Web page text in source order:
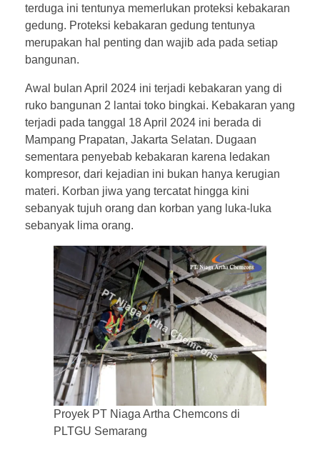
terduga ini tentunya memerlukan proteksi kebakaran
gedung. Proteksi kebakaran gedung tentunya
merupakan hal penting dan wajib ada pada setiap
bangunan.
Awal bulan April 2024 ini terjadi kebakaran yang di
ruko bangunan 2 lantai toko bingkai. Kebakaran yang
terjadi pada tanggal 18 April 2024 ini berada di
Mampang Prapatan, Jakarta Selatan. Dugaan
sementara penyebab kebakaran karena ledakan
kompresor, dari kejadian ini bukan hanya kerugian
materi. Korban jiwa yang tercatat hingga kini
sebanyak tujuh orang dan korban yang luka-luka
sebanyak lima orang.
Proyek PT Niaga Artha Chemcons di
PLTGU Semarang